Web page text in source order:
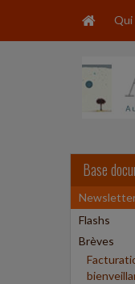
Qui
Base
Flashs
Brèves